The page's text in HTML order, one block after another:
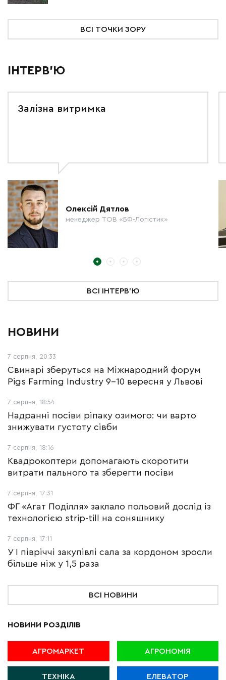
ВСІ ТОЧКИ ЗОРУ
ІНТЕРВ'Ю
Залізна витримка
Олексій Дятлов
менеджер ТОВ «БФ-Логістик»
ВСІ ІНТЕРВ'Ю
НОВИНИ
7 серпня, 20:33
Свинарі зберуться на Міжнародний форум
Pigs Farming Industry 9-10 вересня у Львові
7 серпня, 18:54
Надранні посіви ріпаку озимого: чи варто
знижувати густоту сівби
7 серпня, 18:16
Квадрокоптери допомагають скоротити
витрати пального та зберегти посіви
7 серпня, 17:31
ФГ «Агат Поділля» заклало польовий дослід із
технологією strip-till на соняшнику
7 серпня, 17:11
У І півріччі закупівлі сала за кордоном зросли
більше ніж у 1,5 раза
ВСІ НОВИНИ
НОВИНИ РОЗДІЛІВ
АГРОМАРКЕТ АГРОНОМІЯ
ТЕХНІКА ЕЛЕВАТОР